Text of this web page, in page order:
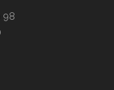
98